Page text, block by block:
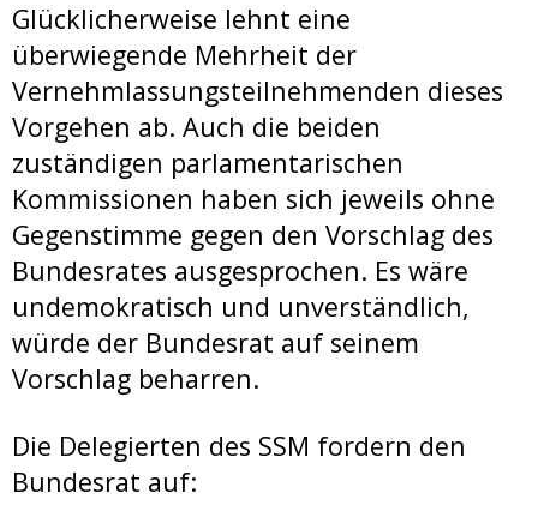
Glücklicherweise lehnt eine
überwiegende Mehrheit der
Vernehmlassungsteilnehmenden dieses
Vorgehen ab. Auch die beiden
zuständigen parlamentarischen
Kommissionen haben sich jeweils ohne
Gegenstimme gegen den Vorschlag des
Bundesrates ausgesprochen. Es wäre
undemokratisch und unverständlich,
würde der Bundesrat auf seinem
Vorschlag beharren.
Die Delegierten des SSM fordern den
Bundesrat auf: